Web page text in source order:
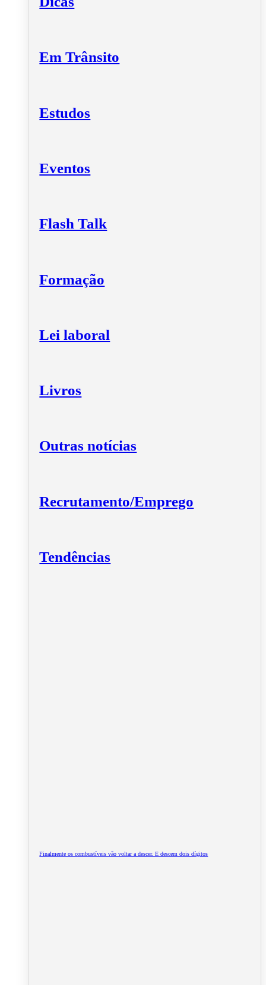
Em Trânsito
Estudos
Eventos
Flash Talk
Formação
Lei laboral
Livros
Outras notícias
Recrutamento/Emprego
Tendências
Finalmente os combustíveis vão voltar a descer. E descem dois dígitos